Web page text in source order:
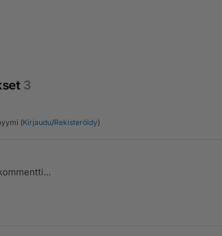
3
(Kirjaudu/Rekisteröidy)